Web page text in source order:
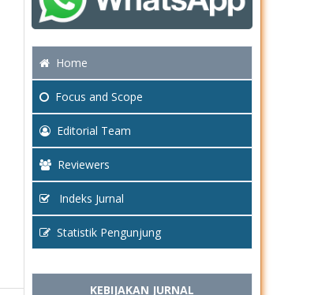
Home
Focus and Scope
Editorial Team
Reviewers
Indeks Jurnal
Statistik Pengunjung
KEBIJAKAN JURNAL